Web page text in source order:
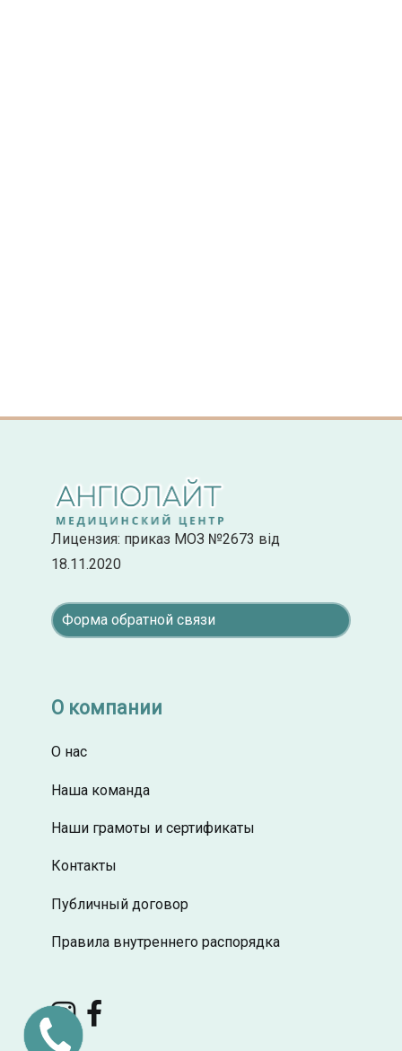
Лицензия: приказ МОЗ №2673 від
18.11.2020
Форма обратной связи
О компании
О нас
Наша команда
Наши грамоты и сертификаты
Контакты
Публичный договор
Правила внутреннего распорядка
Заказать
звонок